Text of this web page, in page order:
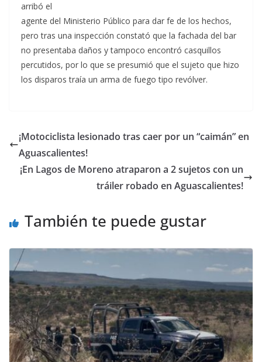
arribó el
agente del Ministerio Público para dar fe de los hechos,
pero tras una inspección constató que la fachada del bar
no presentaba daños y tampoco encontró casquillos
percutidos, por lo que se presumió que el sujeto que hizo
los disparos traía un arma de fuego tipo revólver.
¡Motociclista lesionado tras caer por un “caimán” en
Aguascalientes!
¡En Lagos de Moreno atraparon a 2 sujetos con un
tráiler robado en Aguascalientes!
También te puede gustar